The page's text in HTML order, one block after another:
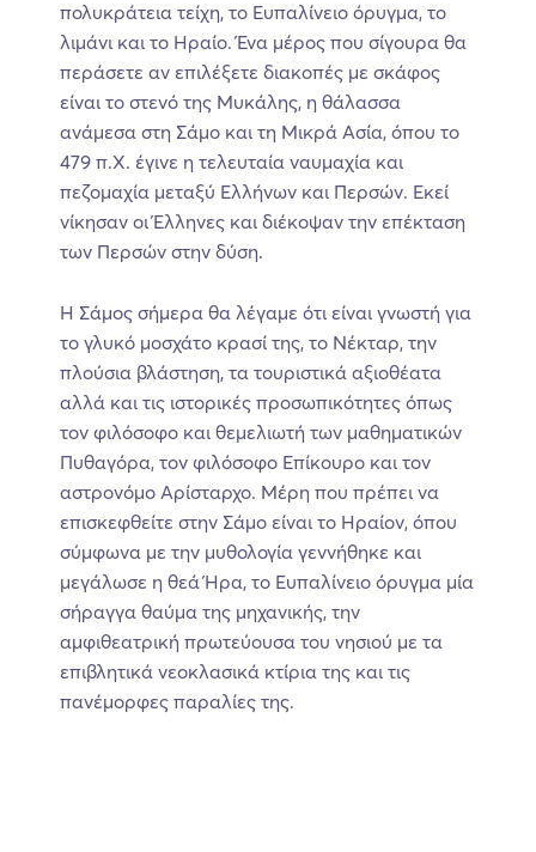
πολυκράτεια τείχη, το Ευπαλίνειο όρυγμα, το
λιμάνι και το Ηραίο. Ένα μέρος που σίγουρα θα
περάσετε αν επιλέξετε διακοπές με σκάφος
είναι το στενό της Μυκάλης, η θάλασσα
ανάμεσα στη Σάμο και τη Μικρά Ασία, όπου το
479 π.Χ. έγινε η τελευταία ναυμαχία και
πεζομαχία μεταξύ Ελλήνων και Περσών. Εκεί
νίκησαν οι Έλληνες και διέκοψαν την επέκταση
των Περσών στην δύση.
Η Σάμος σήμερα θα λέγαμε ότι είναι γνωστή για
το γλυκό μοσχάτο κρασί της, το Νέκταρ, την
πλούσια βλάστηση, τα τουριστικά αξιοθέατα
αλλά και τις ιστορικές προσωπικότητες όπως
τον φιλόσοφο και θεμελιωτή των μαθηματικών
Πυθαγόρα, τον φιλόσοφο Επίκουρο και τον
αστρονόμο Αρίσταρχο. Μέρη που πρέπει να
επισκεφθείτε στην Σάμο είναι το Ηραίον, όπου
σύμφωνα με την μυθολογία γεννήθηκε και
μεγάλωσε η θεά Ήρα, το Ευπαλίνειο όρυγμα μία
σήραγγα θαύμα της μηχανικής, την
αμφιθεατρική πρωτεύουσα του νησιού με τα
επιβλητικά νεοκλασικά κτίρια της και τις
πανέμορφες παραλίες της.